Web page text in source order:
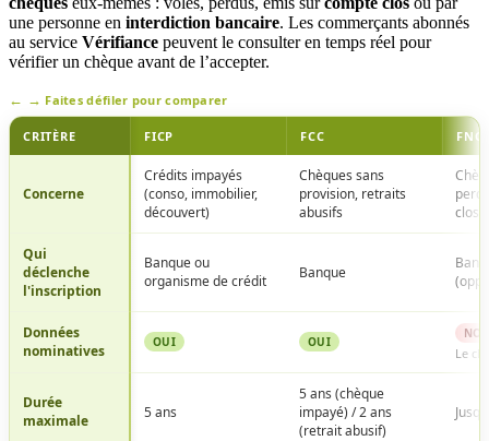
une personne en interdiction bancaire. Les commerçants abonnés
au service Vérifiance peuvent le consulter en temps réel pour
vérifier un chèque avant de l’accepter.
Faites défiler pour comparer
Tableau comparatif des trois fichiers d'incidents de la
CRITÈRE FICP FCC FNCI
Concerne
Crédits impayés
(conso, immobilier,
découvert)
Chèques sans
provision, retraits
abusifs
clos
Qui
déclenche
l'inscription
Banque ou
organisme de crédit
Banque
Données
nominatives
OUI OUI
Le
Durée
maximale
5 ans
5 ans (chèque
impayé) / 2 ans
(retrait abusif)